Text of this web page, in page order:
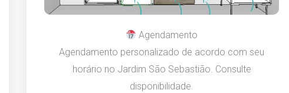
Agendamento
Agendamento personalizado de acordo com seu
horário no Jardim São Sebastião. Consulte
disponibilidade.